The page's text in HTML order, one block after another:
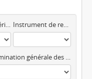
Document numérique disponible Instrument de recherche
Dénomination générale des documents